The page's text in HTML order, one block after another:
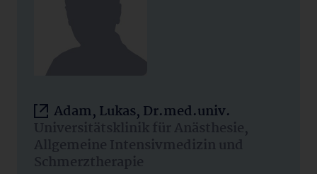
Adam, Lukas, Dr.med.univ.
Universitätsklinik für Anästhesie,
Allgemeine Intensivmedizin und
Schmerztherapie